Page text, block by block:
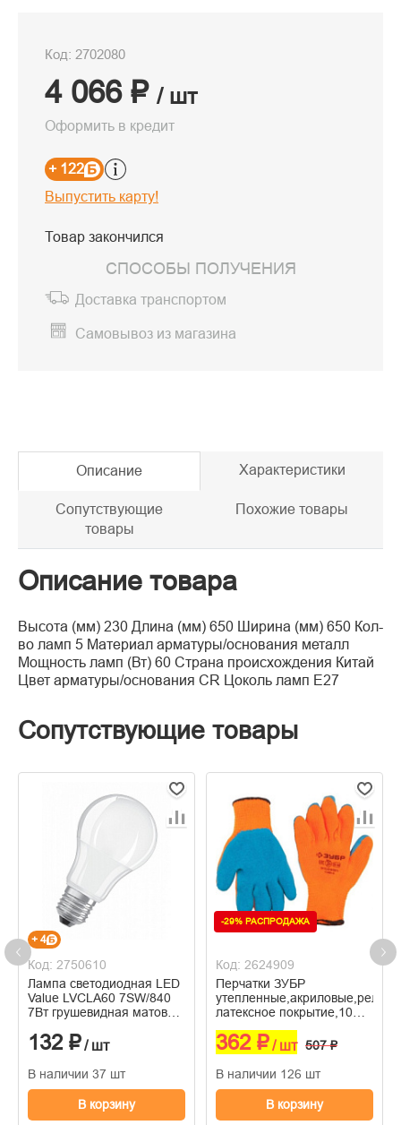
Код: 2702080
4 066 ₽ / шт
Оформить в кредит
+ 122
Выпустить карту!
Товар закончился
СПОСОБЫ ПОЛУЧЕНИЯ
Доставка транспортом
Самовывоз из магазина
Описание Характеристики
Сопутствующие
товары
Похожие товары
Описание товара
Высота (мм) 230 Длина (мм) 650 Ширина (мм) 650 Кол-
во ламп 5 Материал арматуры/основания металл
Мощность ламп (Вт) 60 Страна происхождения Китай
Цвет арматуры/основания CR Цоколь ламп E27
Сопутствующие товары
+ 4
Код: 2750610
Лампа светодиодная LED
Value LVCLA60 7SW/840
7Вт грушевидная матовая
4058075578760
132 ₽/ шт
В наличии 37 шт
В корзину
-29% РАСПРОДАЖА
Код: 2624909
Перчатки ЗУБР
латексное покрытие,10
362 ₽/ шт 507 ₽
В наличии 126 шт
В корзину